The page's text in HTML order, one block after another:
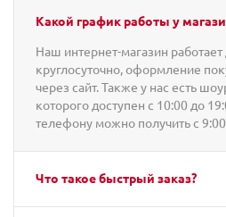
Какой график работы у
Наш интернет-магазин
круглосуточно, оформление
через сайт. Также у нас есть
которого доступен с 10:00 до
телефону можно получить с
Что такое быстрый заказ?